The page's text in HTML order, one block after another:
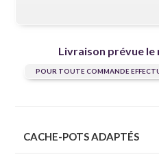
Livraison prévue le
POUR TOUTE COMMANDE
CACHE-POTS ADAPTÉS